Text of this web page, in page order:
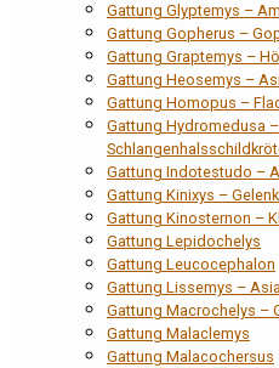
Gattung Glyptemys –
Gattung Gopherus –
Gattung Graptemys –
Gattung Heosemys –
Gattung Homopus –
Gattung Hydromedusa
Gattung Indotestudo –
Gattung Kinixys –
Gattung Kinosternon –
Gattung Lepidochelys
Gattung Leucocephalon
Gattung Lissemys –
Gattung Macrochelys –
Gattung Malaclemys
Gattung Malacochersus